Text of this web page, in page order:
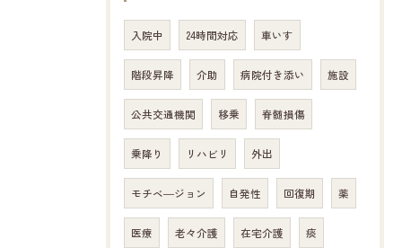
入院中 24時間対応 車いす
階段昇降 介助 病院付き添い 施設
公共交通機関 移乗 脊髄損傷
乗降り リハビリ 外出
モチベ―ジョン 自発性 回復期 薬
医療 老々介護 在宅介護 痰